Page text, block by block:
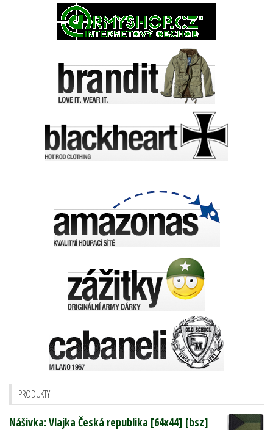
PRODUKTY
Nášivka: Vlajka Česká republika [64x44] [bsz]